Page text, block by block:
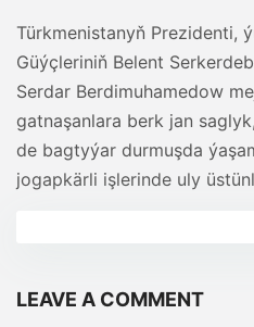
Türkmenistanyň Prezidenti,
Güýçleriniň Belent
Serdar Berdimuhamedow
gatnaşanlara berk jan
de bagtyýar durmuşda
jogapkärli işlerinde uly
LEAVE A COMMENT